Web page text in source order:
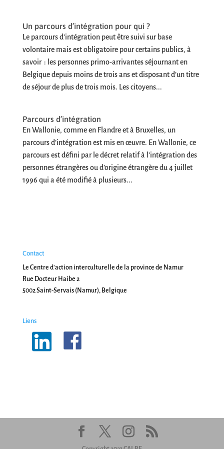
Un parcours d’intégration pour qui ?
Le parcours d’intégration peut être suivi sur base
volontaire mais est obligatoire pour certains publics, à
savoir : les personnes primo-arrivantes séjournant en
Belgique depuis moins de trois ans et disposant d’un titre
de séjour de plus de trois mois. Les citoyens...
Parcours d’intégration
En Wallonie, comme en Flandre et à Bruxelles, un
parcours d’intégration est mis en œuvre. En Wallonie, ce
parcours est défini par le décret relatif à l’intégration des
personnes étrangères ou d’origine étrangère du 4 juillet
1996 qui a été modifié à plusieurs...
Contact
Le Centre d'action interculturelle de la province de Namur
Rue Docteur Haibe 2
5002 Saint-Servais (Namur), Belgique
Liens